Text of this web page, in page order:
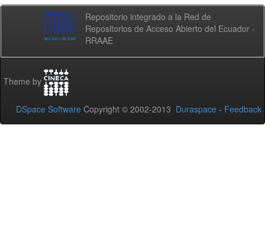
Repositorio integrado a la Red de
Repositorios de Acceso Abierto del Ecuador -
RRAAE
Theme by
DSpace Software Copyright © 2002-2013 Duraspace - Feedback